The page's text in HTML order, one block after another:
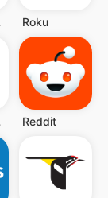
Roku
Reddit